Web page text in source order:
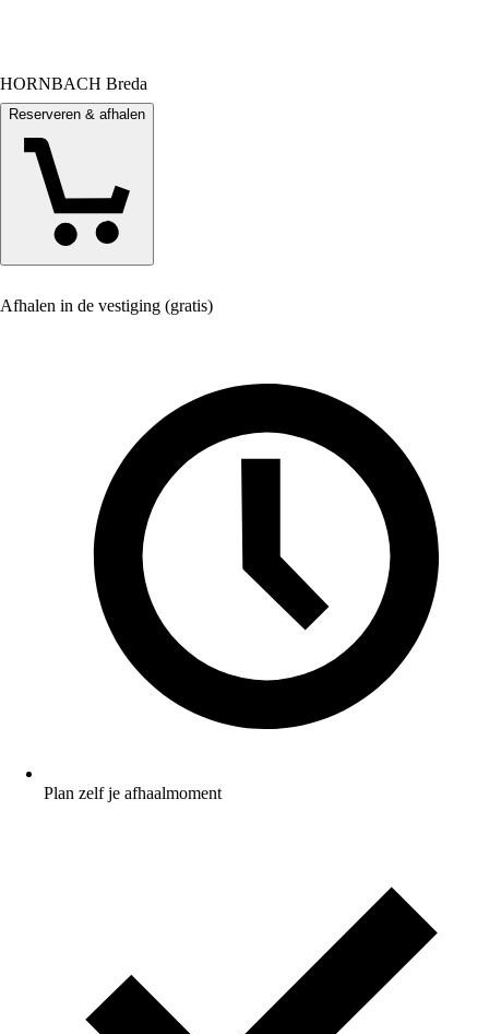
HORNBACH Breda
Reserveren & afhalen
Afhalen in de vestiging (gratis)
Plan zelf je afhaalmoment